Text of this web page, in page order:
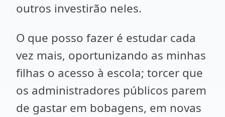
outros investirão neles.
O que posso fazer é estudar cada
vez mais, oportunizando as minhas
filhas o acesso à escola; torcer que
os administradores públicos parem
de gastar em bobagens, em novas